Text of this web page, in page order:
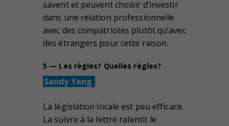
savent et peuvent choisir d’investir
dans une relation professionnelle
avec des compatriotes plutôt qu’avec
des étrangers pour cette raison.
5 — Les règles? Quelles règles?
Sandy Yang
La législation locale est peu efficace.
La suivre à la lettre ralentit le